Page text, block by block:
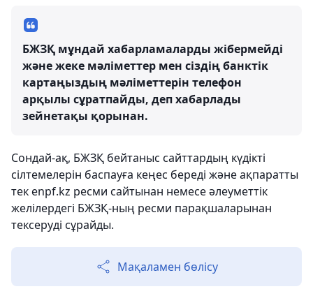
БЖЗҚ мұндай хабарламаларды жібермейді
және жеке мәліметтер мен сіздің банктік
картаңыздың мәліметтерін телефон
арқылы сұратпайды, деп хабарлады
зейнетақы қорынан.
Сондай-ақ, БЖЗҚ бейтаныс сайттардың күдікті
сілтемелерін баспауға кеңес береді және ақпаратты
тек enpf.kz ресми сайтынан немесе әлеуметтік
желілердегі БЖЗҚ-ның ресми парақшаларынан
тексеруді сұрайды.
Мақаламен бөлісу